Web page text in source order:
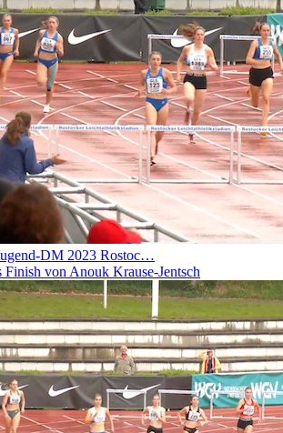
DM 2023 Rostoc…
Finish von Anouk Krause-Jentsch